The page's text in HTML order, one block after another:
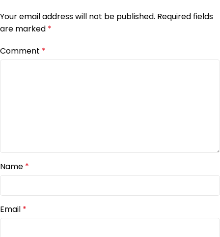
Your email address will not be published. Required fields
are marked *
Comment *
Name *
Email *